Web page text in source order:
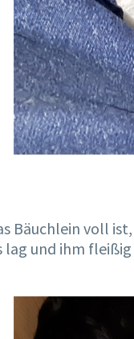
Bäuchlein voll
und ihm